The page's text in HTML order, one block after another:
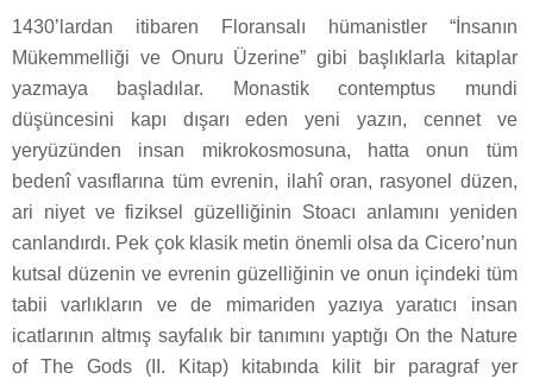
1430’lardan itibaren Floransalı hümanistler “İnsanın
Mükemmelliği ve Onuru Üzerine” gibi başlıklarla kitaplar
yazmaya başladılar. Monastik contemptus mundi
düşüncesini kapı dışarı eden yeni yazın, cennet ve
yeryüzünden insan mikrokosmosuna, hatta onun tüm
bedenî vasıflarına tüm evrenin, ilahî oran, rasyonel düzen,
ari niyet ve fiziksel güzelliğinin Stoacı anlamını yeniden
canlandırdı. Pek çok klasik metin önemli olsa da Cicero’nun
kutsal düzenin ve evrenin güzelliğinin ve onun içindeki tüm
tabii varlıkların ve de mimariden yazıya yaratıcı insan
icatlarının altmış sayfalık bir tanımını yaptığı On the Nature
of The Gods (II. Kitap) kitabında kilit bir paragraf yer